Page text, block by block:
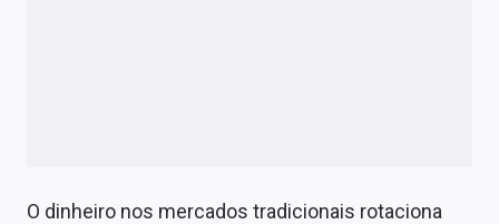
O dinheiro nos mercados tradicionais rotaciona